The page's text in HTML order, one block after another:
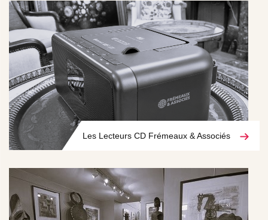
Les Lecteurs CD Frémeaux & Associés